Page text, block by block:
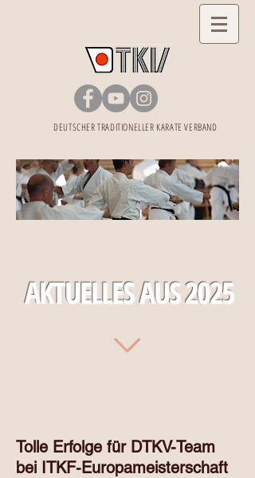
DEUTSCHER TRADITIONELLER KARATE VERBAND
AKTUELLES AUS 2025
Tolle Erfolge für DTKV-Team
bei ITKF-Europameisterschaft